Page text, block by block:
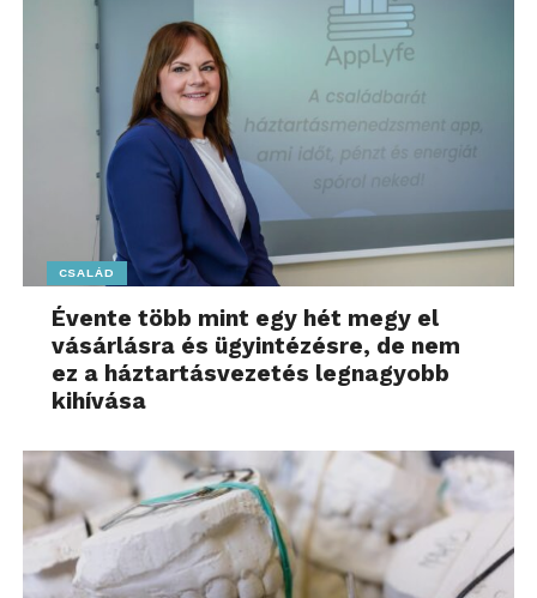
CSALÁD
Évente több mint egy hét megy el
vásárlásra és ügyintézésre, de nem
ez a háztartásvezetés legnagyobb
kihívása